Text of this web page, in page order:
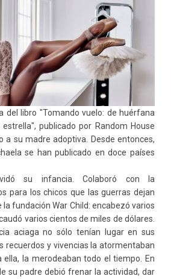
del libro "Tomando vuelo: de huérfana
publicado por Random House
a su madre adoptiva. Desde entonces,
se han publicado en doce países
su infancia. Colaboró con la
para los chicos que las guerras dejan
fundación War Child: encabezó varios
varios cientos de miles de dólares.
aciaga no sólo tenían lugar en sus
recuerdos y vivencias la atormentaban
ella, la merodeaban todo el tiempo. En
su padre debió frenar la actividad, dar